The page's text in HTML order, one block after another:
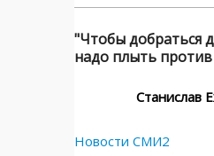
"Чтобы добраться
надо плыть против
Станислав
Новости СМИ2